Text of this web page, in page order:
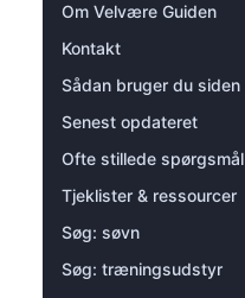
Om Velvære Guiden
Kontakt
Sådan bruger du siden
Senest opdateret
Ofte stillede spørgsmål
Tjeklister & ressourcer
Søg: søvn
Søg: træningsudstyr